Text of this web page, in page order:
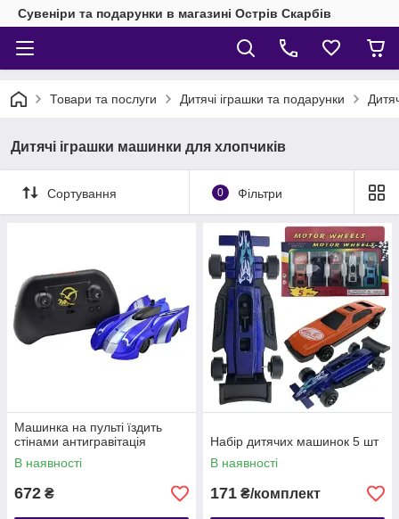
Сувеніри та подарунки в магазині Острів Скарбів
Товари та послуги Дитячі іграшки та подарунки
Дитячі іграшки машинки для хлопчиків
Сортування 0 Фільтри
Машинка на пульті їздить
стінами антигравітація
В наявності
672 ₴
Набір дитячих машинок 5 шт
В наявності
171 ₴/комплект